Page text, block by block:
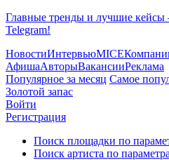
Главные тренды и лучшие
Telegram!
НовостиИнтервьюMICE
АфишаАвторыВакансииРеклама
Популярное за месяц Самое
Золотой запас
Войти
Регистрация
Поиск площадки по
Поиск артиста по